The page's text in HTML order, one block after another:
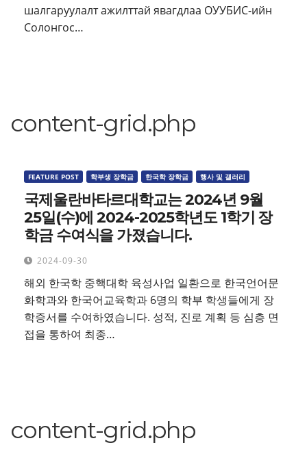
шалгаруулалт ажилттай явагдлаа ОУУБИС-ийн
Солонгос…
content-grid.php
FEATURE POST 학부생 장학금 한국학 장학금 행사 및 갤러리
국제울란바타르대학교는 2024년 9월
25일(수)에 2024-2025학년도 1학기 장
학금 수여식을 가졌습니다.
2024-09-30
해외 한국학 중핵대학 육성사업 일환으로 한국언어문
화학과와 한국어교육학과 6명의 학부 학생들에게 장
학증서를 수여하였습니다. 성적, 진로 계획 등 심층 면
접을 통하여 최종…
content-grid.php